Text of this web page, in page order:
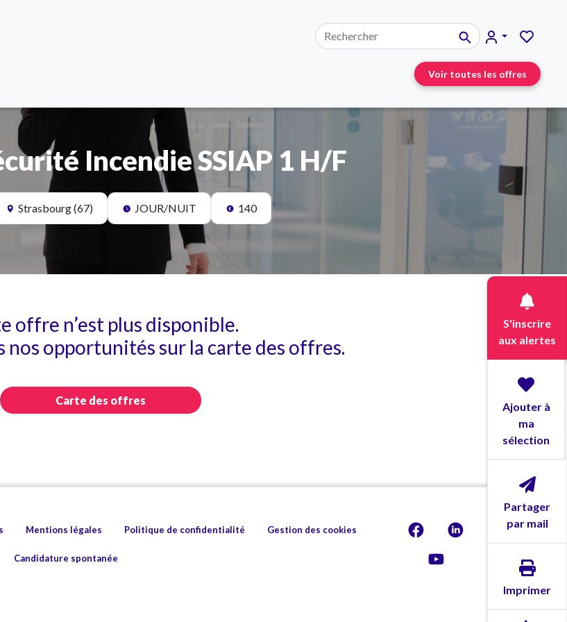
Voir toutes les offres
S'inscrire
aux alertes
Ajouter à
ma
sélection
Partager
par mail
Imprimer
Incendie SSIAP 1 H/F
Strasbourg (67) JOUR/NUIT 140
offre n’est plus disponible.
nos opportunités sur la carte des offres.
Carte des offres
Mentions légales Politique de confidentialité Gestion des cookies
Candidature spontanée